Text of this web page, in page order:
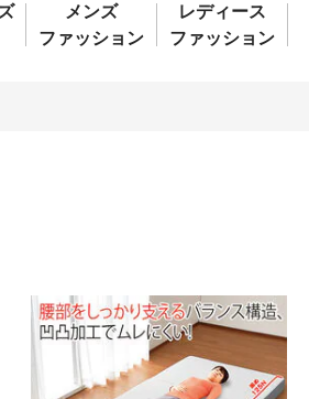
メンズ
ファッション
レディース
ファッション